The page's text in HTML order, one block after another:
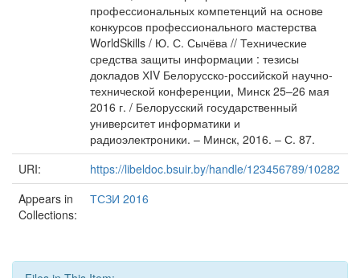
профессиональных компетенций на основе
конкурсов профессионального мастерства
WorldSkills / Ю. С. Сычёва // Технические
средства защиты информации : тезисы
докладов ХIV Белорусско-российской научно-
технической конференции, Минск 25–26 мая
2016 г. / Белорусский государственный
университет информатики и
радиоэлектроники. – Минск, 2016. – С. 87.
URI:
https://libeldoc.bsuir.by/handle/123456789/10282
Appears in
Collections:
ТСЗИ 2016